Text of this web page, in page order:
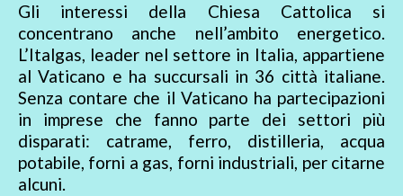
Gli interessi della Chiesa Cattolica si
concentrano anche nell’ambito energetico.
L’Italgas, leader nel settore in Italia, appartiene
al Vaticano e ha succursali in 36 città italiane.
Senza contare che il Vaticano ha partecipazioni
in imprese che fanno parte dei settori più
disparati: catrame, ferro, distilleria, acqua
potabile, forni a gas, forni industriali, per citarne
alcuni.